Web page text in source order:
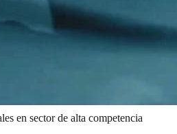
en sector de alta competencia